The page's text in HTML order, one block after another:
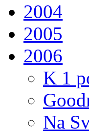
2004
2005
2006
K 1
Na